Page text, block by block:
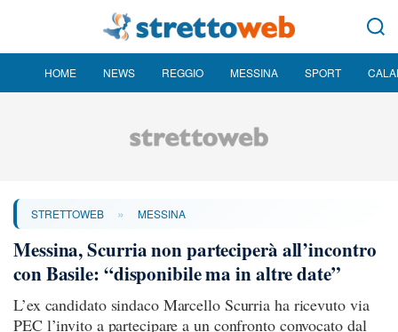
HOME NEWS REGGIO MESSINA SPORT
STRETTOWEB » MESSINA
Messina, Scurria non parteciperà all’incontro
con Basile: “disponibile ma in altre date”
L’ex candidato sindaco Marcello Scurria ha ricevuto via
PEC l’invito a partecipare a un confronto convocato dal